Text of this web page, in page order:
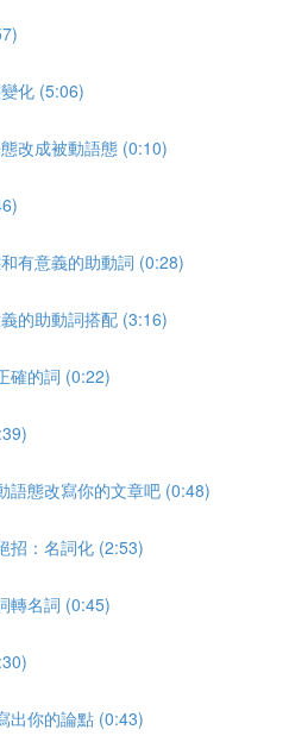
化 (5:06)
改成被動語態 (0:10)
有意義的助動詞 (0:28)
的助動詞搭配 (3:16)
確的詞 (0:22)
語態改寫你的文章吧 (0:48)
招：名詞化 (2:53)
轉名詞 (0:45)
出你的論點 (0:43)